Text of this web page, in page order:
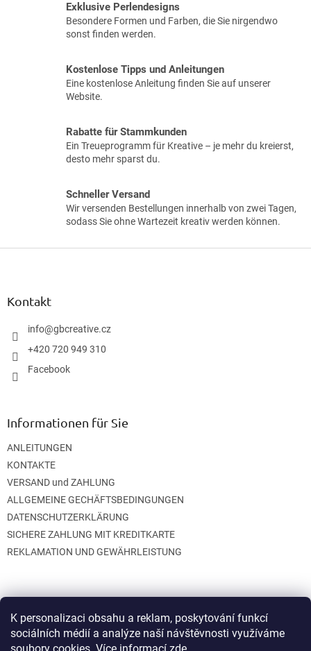
K personalizaci obsahu a reklam, poskytování funkcí
sociálních médií a analýze naší návštěvnosti využíváme
Exklusive Perlendesigns
Besondere Formen und Farben, die Sie nirgendwo
sonst finden werden.
Kostenlose Tipps und Anleitungen
Eine kostenlose Anleitung finden Sie auf unserer
Website.
Rabatte für Stammkunden
Ein Treueprogramm für Kreative – je mehr du kreierst,
desto mehr sparst du.
Schneller Versand
Wir versenden Bestellungen innerhalb von zwei Tagen,
sodass Sie ohne Wartezeit kreativ werden können.
Kontakt
info@gbcreative.cz
+420 720 949 310
Facebook
Informationen für Sie
ANLEITUNGEN
KONTAKTE
VERSAND und ZAHLUNG
ALLGEMEINE GECHÄFTSBEDINGUNGEN
DATENSCHUTZERKLÄRUNG
SICHERE ZAHLUNG MIT KREDITKARTE
REKLAMATION UND GEWÄHRLEISTUNG